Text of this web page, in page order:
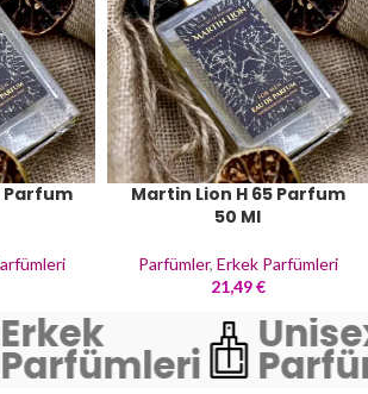
Parfum
Martin Lion H 65 Parfum
50 Ml
Parfümler, Erkek Parfümleri
21,49€
Parfümleri